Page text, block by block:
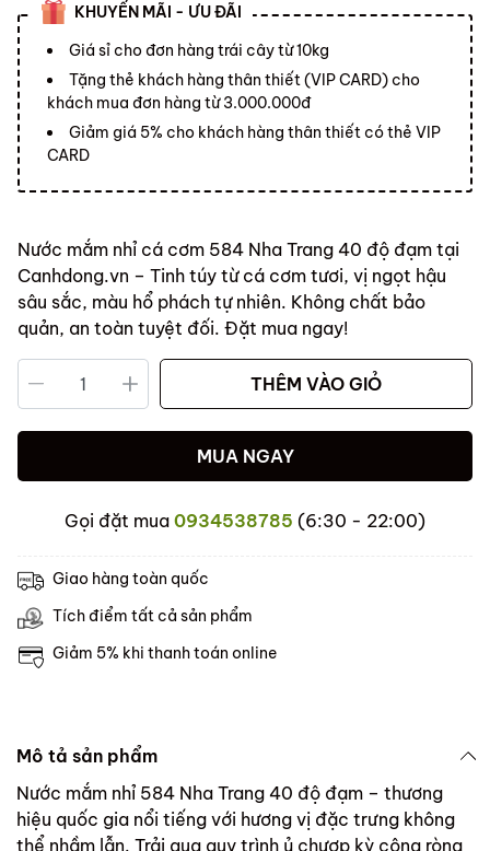
KHUYẾN MÃI - ƯU ĐÃI
Giá sỉ cho đơn hàng trái cây từ 10kg
Tặng thẻ khách hàng thân thiết (VIP CARD) cho
khách mua đơn hàng từ 3.000.000đ
Giảm giá 5% cho khách hàng thân thiết có thẻ VIP
CARD
Nước mắm nhỉ cá cơm 584 Nha Trang 40 độ đạm tại
Canhdong.vn – Tinh túy từ cá cơm tươi, vị ngọt hậu
sâu sắc, màu hổ phách tự nhiên. Không chất bảo
quản, an toàn tuyệt đối. Đặt mua ngay!
THÊM VÀO GIỎ
MUA NGAY
Gọi đặt mua 0934538785 (6:30 - 22:00)
Giao hàng toàn quốc
Tích điểm tất cả sản phẩm
Giảm 5% khi thanh toán online
Mô tả sản phẩm
Nước mắm nhỉ 584 Nha Trang 40 độ đạm – thương
hiệu quốc gia nổi tiếng với hương vị đặc trưng không
thể nhầm lẫn. Trải qua quy trình ủ chượp kỳ công ròng